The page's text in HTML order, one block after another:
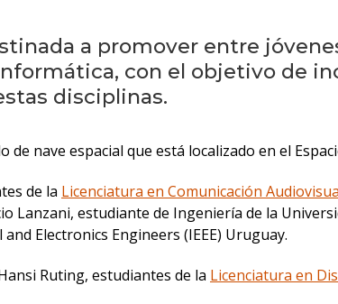
a promover entre
con el objetivo de
disciplinas.
nave espacial que está localizado en el
de la Licenciatura en Comunicación
Lanzani, estudiante de Ingeniería de la
Electronics Engineers (IEEE) Uruguay.
Ruting, estudiantes de la Licenciatura en